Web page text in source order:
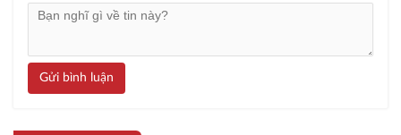
Gửi bình luận